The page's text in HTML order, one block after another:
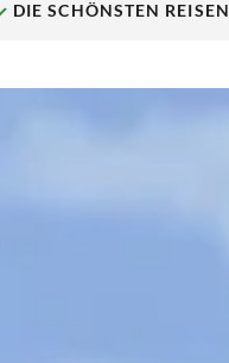
DIE SCHÖNSTEN REISEN